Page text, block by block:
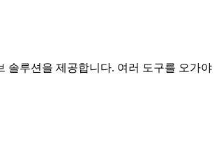
솔루션을 제공합니다. 여러 도구를 오가야